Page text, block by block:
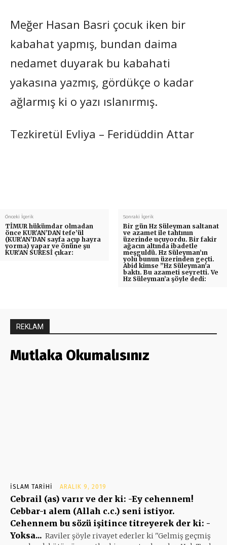
Meğer Hasan Basri çocuk iken bir
kabahat yapmış, bundan daima
nedamet duyarak bu kabahati
yakasına yazmış, gördükçe o kadar
ağlarmış ki o yazı ıslanırmış.
Tezkiretül Evliya – Feridüddin Attar
Önceki İçerik
TİMUR hükümdar olmadan
önce KUR’AN’DAN tefe’ül
(KUR’AN’DAN sayfa açıp hayra
yorma) yapar ve önüne şu
KUR’AN SURESİ çıkar:
Sonraki İçerik
Bir gün Hz Süleyman saltanat
ve azamet ile tahtının
üzerinde uçuyordu. Bir fakir
ağacın altında ibadetle
meşguldü. Hz Süleyman’ın
yolu bunun üzerinden geçti.
Abid kimse ”Hz Süleyman’a
baktı. Bu azameti seyretti. Ve
Hz Süleyman’a şöyle dedi:
REKLAM
Mutlaka Okumalısınız
İSLAM TARIHI ARALIK 9, 2019
Cebrail (as) varır ve der ki: -Ey cehennem!
Cebbar-ı alem (Allah c.c.) seni istiyor.
Cehennem bu sözü işitince titreyerek der ki: -
Yoksa... Raviler şöyle rivayet ederler ki ''Gelmiş geçmiş